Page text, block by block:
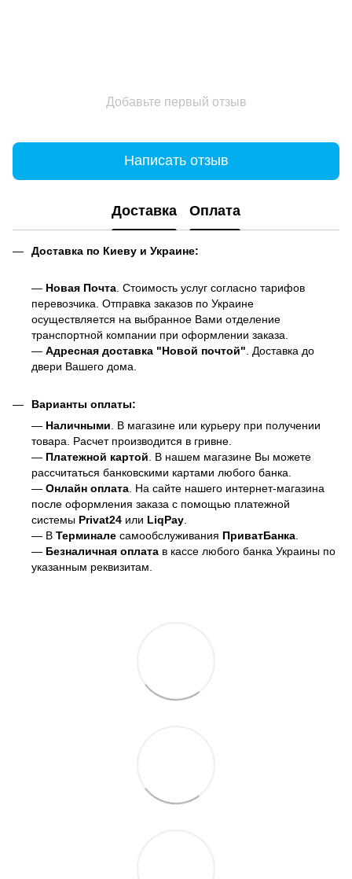
Добавьте первый отзыв
Написать отзыв
Доставка Оплата
Доставка по Киеву и Украине:
— Новая Почта . Стоимость услуг согласно тарифов
перевозчика. Отправка заказов по Украине
осуществляется на выбранное Вами отделение
транспортной компании при оформлении заказа.
— Адресная доставка "Новой почтой" . Доставка до
двери Вашего дома.
Варианты оплаты:
— Наличными . В магазине или курьеру при получении
товара. Расчет производится в гривне.
— Платежной картой . В нашем магазине Вы можете
рассчитаться банковскими картами любого банка.
— Онлайн оплата . На сайте нашего интернет-магазина
после оформления заказа с помощью платежной
системы Privat24 или LiqPay
— В Терминале самообслуживания ПриватБанка
— Безналичная оплата в кассе любого банка Украины по
указанным реквизитам.